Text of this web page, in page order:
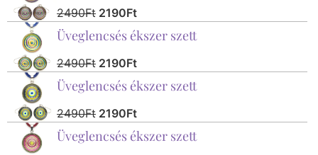
2490Ft 2190Ft
Üveglencsés ékszer szett
2490Ft 2190Ft
Üveglencsés ékszer szett
2490Ft 2190Ft
Üveglencsés ékszer szett